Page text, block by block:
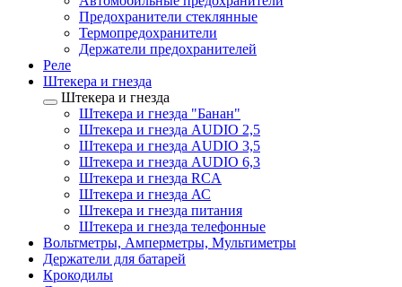
Предохранители стеклянные
Термопредохранители
Держатели предохранителей
Реле
Штекера и гнезда
Штекера и гнезда
Штекера и гнезда "Банан"
Штекера и гнезда AUDIO 2,5
Штекера и гнезда AUDIO 3,5
Штекера и гнезда AUDIO 6,3
Штекера и гнезда RCA
Штекера и гнезда АС
Штекера и гнезда питания
Штекера и гнезда телефонные
Вольтметры, Амперметры, Мультиметры
Держатели для батарей
Крокодилы